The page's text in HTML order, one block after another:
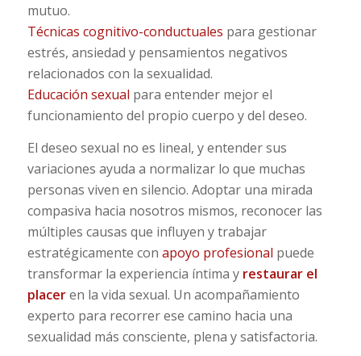
mutuo.
Técnicas cognitivo-conductuales para gestionar
estrés, ansiedad y pensamientos negativos
relacionados con la sexualidad.
Educación sexual para entender mejor el
funcionamiento del propio cuerpo y del deseo.
El deseo sexual no es lineal, y entender sus
variaciones ayuda a normalizar lo que muchas
personas viven en silencio. Adoptar una mirada
compasiva hacia nosotros mismos, reconocer las
múltiples causas que influyen y trabajar
estratégicamente con apoyo profesional puede
transformar la experiencia íntima y restaurar el
placeren la vida sexual. Un acompañamiento
experto para recorrer ese camino hacia una
sexualidad más consciente, plena y satisfactoria.